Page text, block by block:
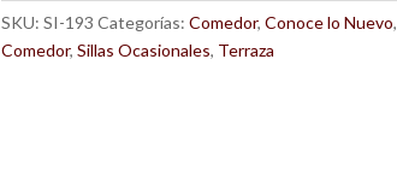
SKU: SI-193 Categorías: Comedor, Conoce lo Nuevo,
Comedor, Sillas Ocasionales, Terraza